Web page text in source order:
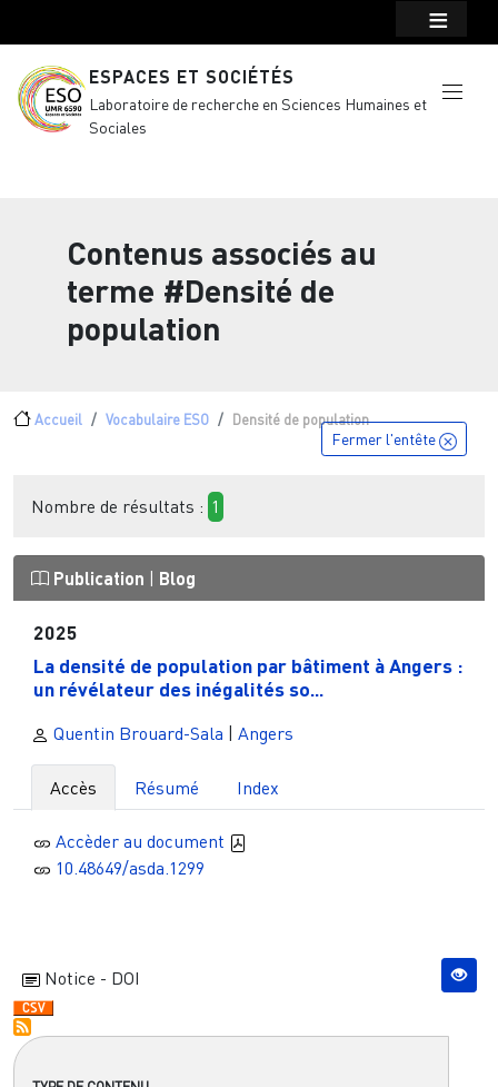
ESPACES ET SOCIÉTÉS
Laboratoire de recherche en Sciences Humaines et
Sociales
Contenus associés au
terme #Densité de
population
Fil d'Ariane
Accueil Vocabulaire ESO Densité de population
Fermer l'entête
Nombre de résultats : 1
Publication Blog
2025
La densité de population par bâtiment à Angers :
un révélateur des inégalités so...
Quentin Brouard-Sala | Angers
Accès Résumé Index
Accèder au document
10.48649/asda.1299
Notice - DOI